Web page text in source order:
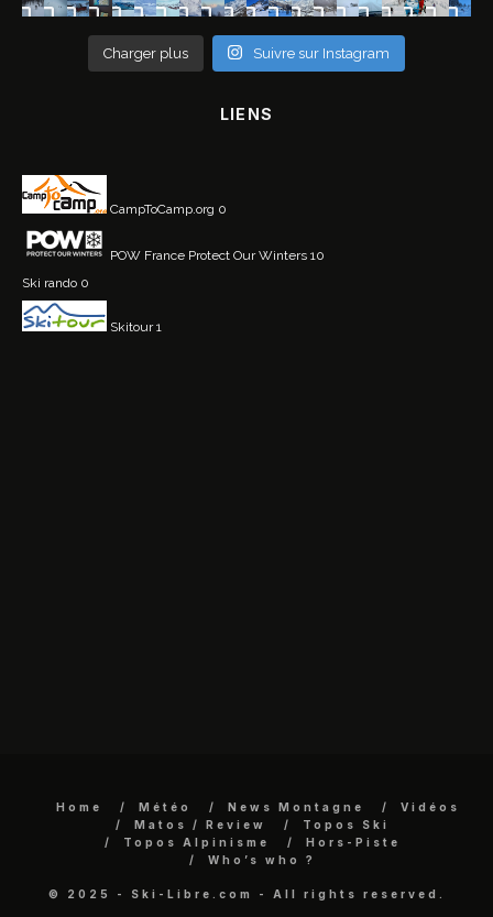
Charger plus Suivre sur Instagram
LIENS
CampToCamp.org 0
POW France Protect Our Winters 10
Ski rando 0
Skitour1
Home Météo News Montagne
Vidéos
Matos / Review
Topos Ski
Topos Alpinisme
Hors-Piste
Who’s who ?
© 2025 - Ski-Libre.com - All rights reserved.